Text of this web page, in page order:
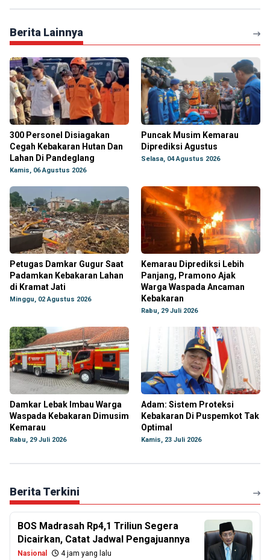
Berita Lainnya
300 Personel Disiagakan
Cegah Kebakaran Hutan Dan
Lahan Di Pandeglang
Kamis, 06 Agustus 2026
Puncak Musim Kemarau
Diprediksi Agustus
Selasa, 04 Agustus 2026
Petugas Damkar Gugur Saat
Padamkan Kebakaran Lahan
di Kramat Jati
Minggu, 02 Agustus 2026
Kemarau Diprediksi Lebih
Panjang, Pramono Ajak
Warga Waspada Ancaman
Kebakaran
Rabu, 29 Juli 2026
Damkar Lebak Imbau Warga
Waspada Kebakaran Dimusim
Kemarau
Rabu, 29 Juli 2026
Adam: Sistem Proteksi
Kebakaran Di Puspemkot Tak
Optimal
Kamis, 23 Juli 2026
Berita Terkini
BOS Madrasah Rp4,1 Triliun Segera
Dicairkan, Catat Jadwal Pengajuannya
Nasional 4 jam yang lalu